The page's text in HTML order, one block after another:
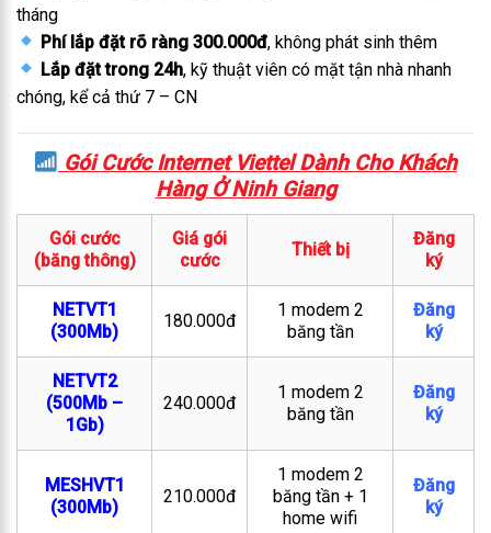
tháng
Phí lắp đặt rõ ràng 300.000đ, không phát sinh thêm
Lắp đặt trong 24h, kỹ thuật viên có mặt tận nhà nhanh
chóng, kể cả thứ 7 – CN
Gói Cước Internet Viettel Dành Cho Khách
Hàng Ở Ninh Giang
Gói cước
(băng thông)
Giá gói
cước
Thiết bị
Đăng
ký
NETVT1
(300Mb)
180.000đ
1 modem 2
băng tần
Đăng
ký
NETVT2
(500Mb –
1Gb)
240.000đ
1 modem 2
băng tần
Đăng
ký
MESHVT1
(300Mb)
210.000đ
1 modem 2
băng tần + 1
home wifi
Đăng
ký